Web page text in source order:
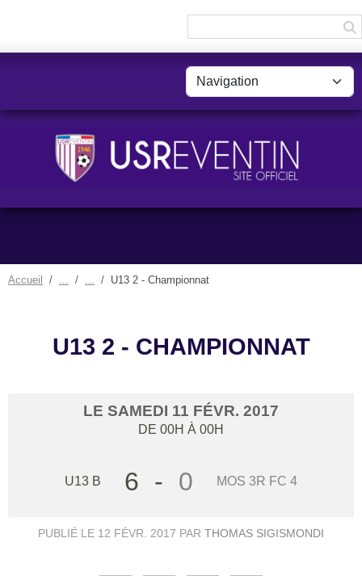
Accueil U13 2 - Championnat
U13 2 - CHAMPIONNAT
LE SAMEDI 11 FÉVR. 2017
DE 00H À 00H
U13 B 6 - 0 MOS 3R FC 4
PUBLIÉ LE 12 FÉVR. 2017 PAR THOMAS SIGISMONDI